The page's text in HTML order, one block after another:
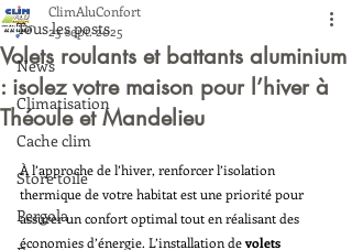
Tous les posts
News
Climatisation
Cache clim
Store toile
Pergola
Volets roulants et battants aluminium
: isolez votre maison pour l’hiver à
Théoule et Mandelieu
ClimAluConfort
23 sept. 2025
À l’approche de l’hiver, renforcer l’isolation
thermique de votre habitat est une priorité pour
assurer un confort optimal tout en réalisant des
économies d’énergie. L’installation de volets